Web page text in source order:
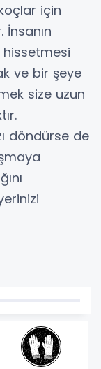
için
hissetmesi
ve bir şeye
size uzun
döndürse de